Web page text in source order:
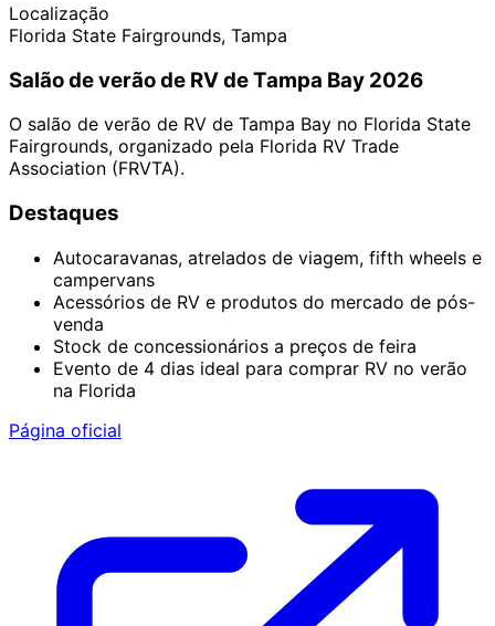
Localização
Florida State Fairgrounds, Tampa
Salão de verão de RV de Tampa Bay 2026
O salão de verão de RV de Tampa Bay no Florida State
Fairgrounds, organizado pela Florida RV Trade
Association (FRVTA).
Destaques
Autocaravanas, atrelados de viagem, fifth wheels e
campervans
Acessórios de RV e produtos do mercado de pós-
venda
Stock de concessionários a preços de feira
Evento de 4 dias ideal para comprar RV no verão
na Florida
Página oficial